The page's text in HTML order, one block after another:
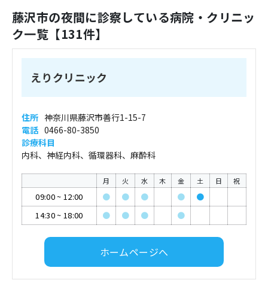
藤沢市の夜間に診察している病院・クリニッ
ク一覧【131件】
えりクリニック
住所 神奈川県藤沢市善行1-15-7
電話 0466-80-3850
診療科目
内科、神経内科、循環器科、麻酔科
月 火 水 木 金 土 日 祝
09:00~ 12:00 ● ● ● ●
●
14:30~ 18:00 ● ● ● ●
ホームページへ